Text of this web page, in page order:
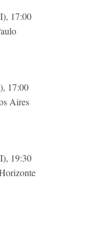
17:00
17:00
Aires
19:30